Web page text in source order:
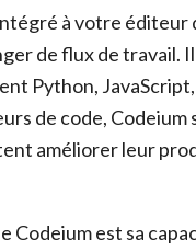
à votre éditeur
de flux de travail.
Python, JavaScript,
de code, Codeium
améliorer leur
Codeium est sa